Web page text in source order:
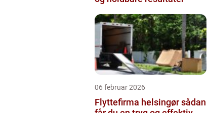
06 februar 2026
Flyttefirma helsingør sådan